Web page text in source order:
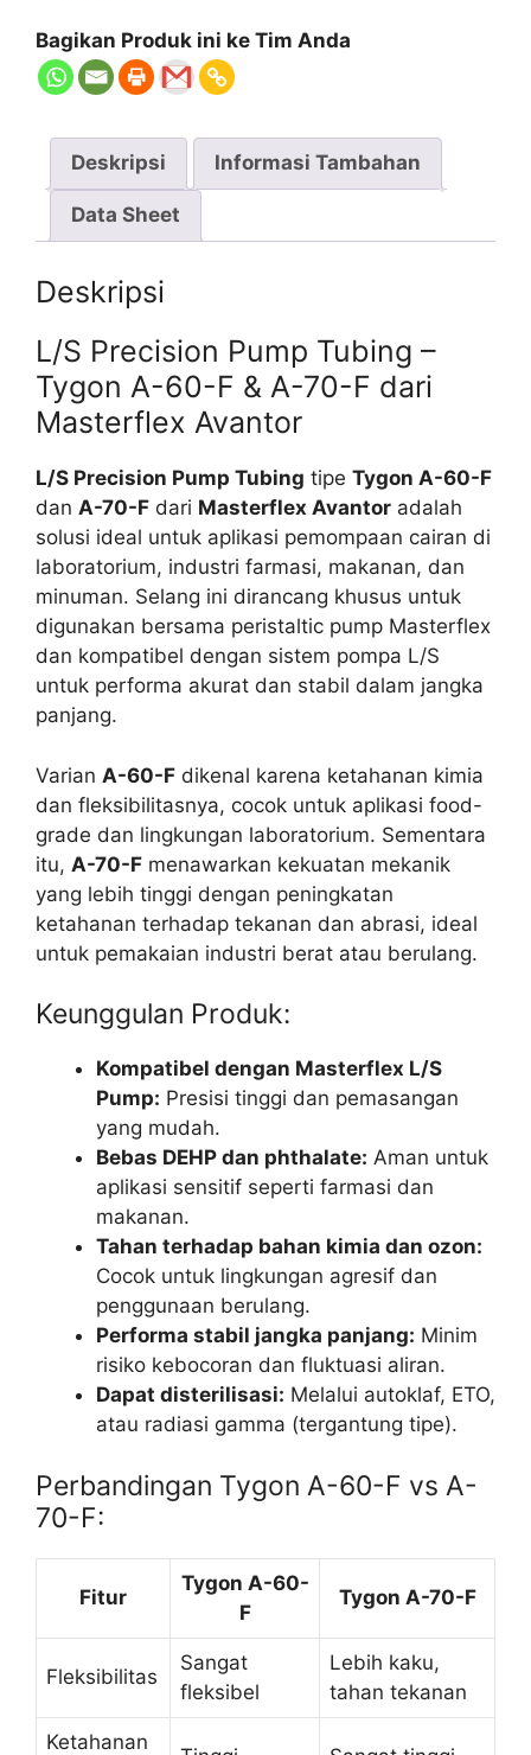
and
A-
F,
Avantor
Bagikan Produk ini ke Tim Anda
Deskripsi Informasi Tambahan
Data Sheet
Deskripsi
L/S Precision Pump Tubing –
Tygon A-60-F & A-70-F dari
Masterflex Avantor
L/S Precision Pump Tubing tipe Tygon A-60-F
dan A-70-F dari Masterflex Avantor adalah
solusi ideal untuk aplikasi pemompaan cairan di
laboratorium, industri farmasi, makanan, dan
minuman. Selang ini dirancang khusus untuk
digunakan bersama peristaltic pump Masterflex
dan kompatibel dengan sistem pompa L/S
untuk performa akurat dan stabil dalam jangka
panjang.
Varian A-60-F dikenal karena ketahanan kimia
dan fleksibilitasnya, cocok untuk aplikasi food-
grade dan lingkungan laboratorium. Sementara
itu, A-70-F menawarkan kekuatan mekanik
yang lebih tinggi dengan peningkatan
ketahanan terhadap tekanan dan abrasi, ideal
untuk pemakaian industri berat atau berulang.
Keunggulan Produk:
Kompatibel dengan Masterflex L/S
Pump: Presisi tinggi dan pemasangan
yang mudah.
Bebas DEHP dan phthalate: Aman untuk
aplikasi sensitif seperti farmasi dan
makanan.
Tahan terhadap bahan kimia dan ozon:
Cocok untuk lingkungan agresif dan
penggunaan berulang.
Performa stabil jangka panjang: Minim
risiko kebocoran dan fluktuasi aliran.
Dapat disterilisasi: Melalui autoklaf, ETO,
atau radiasi gamma (tergantung tipe).
Perbandingan Tygon A-60-F vs A-
70-F:
Fitur
Tygon A-60-
F
Tygon A-70-F
Fleksibilitas
Sangat
fleksibel
Lebih kaku,
tahan tekanan
Ketahanan